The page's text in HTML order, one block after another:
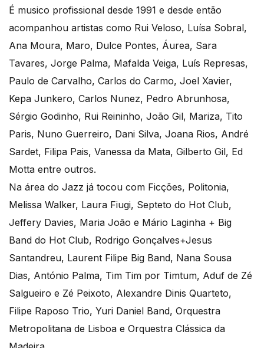
É musico profissional desde 1991 e desde então
acompanhou artistas como Rui Veloso, Luísa Sobral,
Ana Moura, Maro, Dulce Pontes, Áurea, Sara
Tavares, Jorge Palma, Mafalda Veiga, Luís Represas,
Paulo de Carvalho, Carlos do Carmo, Joel Xavier,
Kepa Junkero, Carlos Nunez, Pedro Abrunhosa,
Sérgio Godinho, Rui Reininho, João Gil, Mariza, Tito
Paris, Nuno Guerreiro, Dani Silva, Joana Rios, André
Sardet, Filipa Pais, Vanessa da Mata, Gilberto Gil, Ed
Motta entre outros.
Na área do Jazz já tocou com Ficções, Politonia,
Melissa Walker, Laura Fiugi, Septeto do Hot Club,
Jeffery Davies, Maria João e Mário Laginha + Big
Band do Hot Club, Rodrigo Gonçalves+Jesus
Santandreu, Laurent Filipe Big Band, Nana Sousa
Dias, António Palma, Tim Tim por Timtum, Aduf de Zé
Salgueiro e Zé Peixoto, Alexandre Dinis Quarteto,
Filipe Raposo Trio, Yuri Daniel Band, Orquestra
Metropolitana de Lisboa e Orquestra Clássica da